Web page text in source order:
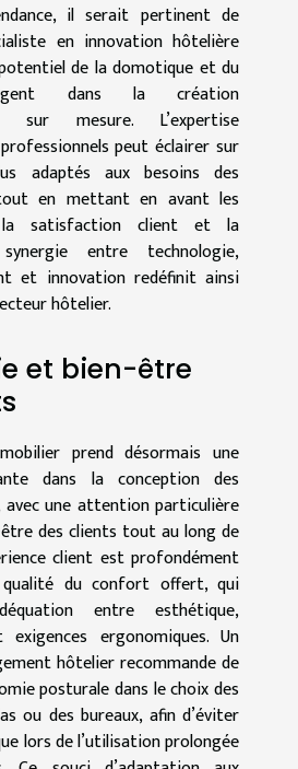
il serait pertinent de
en innovation hôtelière
de la domotique et du
dans la création
sur mesure. L’expertise
peut éclairer sur
adaptés aux besoins des
en mettant en avant les
la satisfaction client et la
entre technologie,
et innovation redéfinit ainsi
hôtelier.
et bien-être
prend désormais une
dans la conception des
avec une attention particulière
des clients tout au long de
client est profondément
du confort offert, qui
entre esthétique,
ergonomiques. Un
hôtelier recommande de
posturale dans le choix des
ou des bureaux, afin d’éviter
lors de l’utilisation prolongée